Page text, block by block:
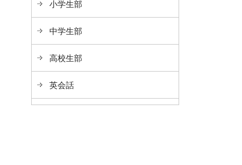
小学生部
中学生部
高校生部
英会話